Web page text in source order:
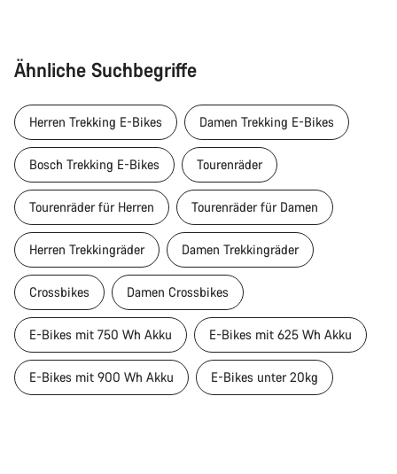
Ähnliche Suchbegriffe
Herren Trekking E-Bikes Damen Trekking E-Bikes
Bosch Trekking E-Bikes Tourenräder
Tourenräder für Herren Tourenräder für Damen
Herren Trekkingräder Damen Trekkingräder
Crossbikes Damen Crossbikes
E-Bikes mit 750 Wh Akku E-Bikes mit 625 Wh Akku
E-Bikes mit 900 Wh Akku E-Bikes unter 20kg